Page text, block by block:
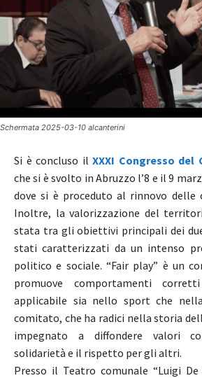
Schermata 2025-03-10 alcanterini
Si è concluso ilXXXI Congresso del
che si è svolto in Abruzzo l’8 e il 9
dove si è proceduto al rinnovo delle
Inoltre, la valorizzazione del
stata tra gli obiettivi principali dei
stati caratterizzati da un intenso
politico e sociale. “Fair play” è un
promuove comportamenti
applicabile sia nello sport che
comitato, che ha radici nella storia
impegnato a diffondere valori
solidarietà e il rispetto per gli altri.
Presso il Teatro comunale “Luigi